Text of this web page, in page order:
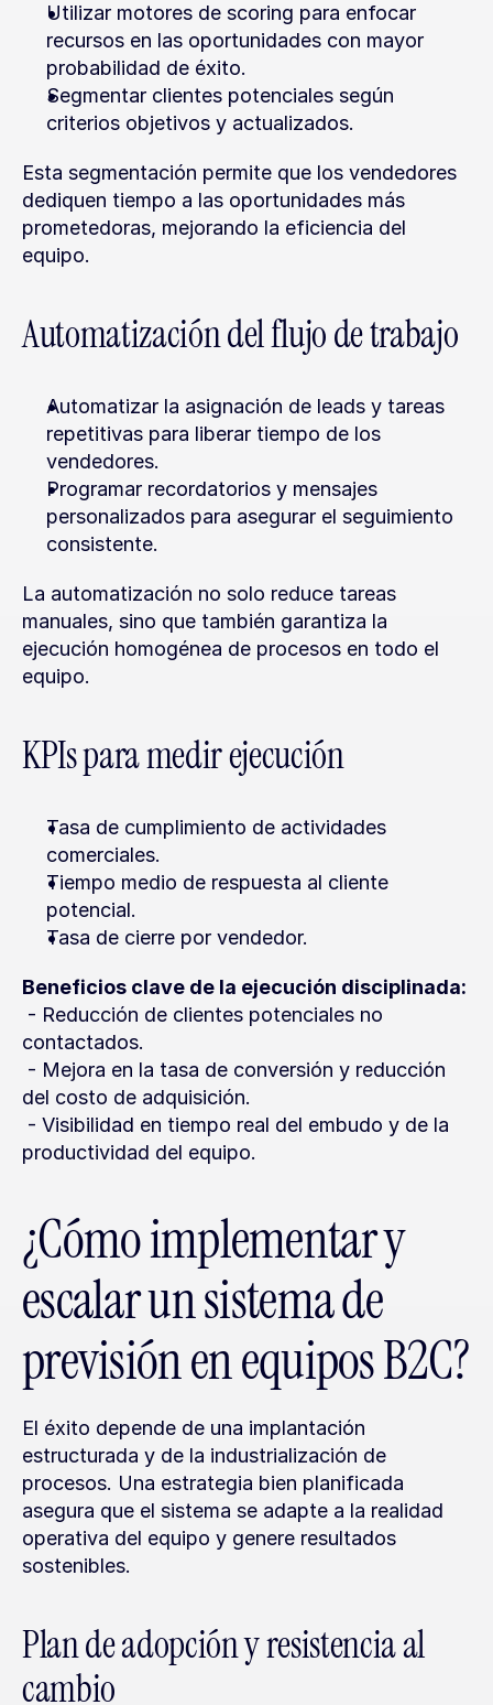
Utilizar motores de scoring para enfocar
recursos en las oportunidades con mayor
probabilidad de éxito.
Segmentar clientes potenciales según
criterios objetivos y actualizados.
Esta segmentación permite que los vendedores
dediquen tiempo a las oportunidades más
prometedoras, mejorando la eficiencia del
equipo.
Automatización del flujo de trabajo
Automatizar la asignación de leads y tareas
repetitivas para liberar tiempo de los
vendedores.
Programar recordatorios y mensajes
personalizados para asegurar el seguimiento
consistente.
La automatización no solo reduce tareas
manuales, sino que también garantiza la
ejecución homogénea de procesos en todo el
equipo.
KPIs para medir ejecución
Tasa de cumplimiento de actividades
comerciales.
Tiempo medio de respuesta al cliente
potencial.
Tasa de cierre por vendedor.
Beneficios clave de la ejecución disciplinada:
contactados.
del costo de adquisición.
productividad del equipo.
¿Cómo implementar y
escalar un sistema de
previsión en equipos B2C?
El éxito depende de una implantación
estructurada y de la industrialización de
procesos. Una estrategia bien planificada
asegura que el sistema se adapte a la realidad
operativa del equipo y genere resultados
sostenibles.
Plan de adopción y resistencia al
cambio